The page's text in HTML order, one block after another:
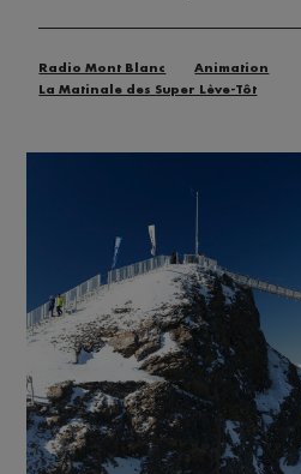
Radio Mont Blanc
Animation
La Matinale des Super Lève-Tôt